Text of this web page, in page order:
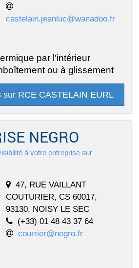
castelain.jeanluc@wanadoo.fr
par l'intérieur
ou à glissement
sur RCE CASTELAIN EURL
NEGRO
à votre entreprise sur
47, RUE VAILLANT
COUTURIER, CS 60017,
93130, NOISY LE SEC
(+33) 01 48 43 37 64
courrier@negro.fr